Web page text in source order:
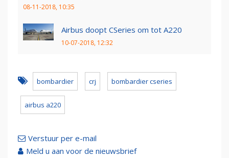
08-11-2018, 10:35
Airbus doopt CSeries om tot A220
10-07-2018, 12:32
bombardier crj bombardier cseries
airbus a220
Verstuur per e-mail
Meld u aan voor de nieuwsbrief